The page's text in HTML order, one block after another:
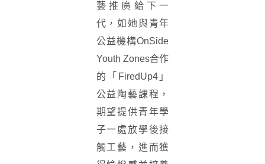
藝推廣給下一
代，如她與青年
公益機構OnSide
Youth Zones合作
的「FiredUp4」
公益陶藝課程，
期望提供青年學
子一處放學後接
觸工藝，進而獲